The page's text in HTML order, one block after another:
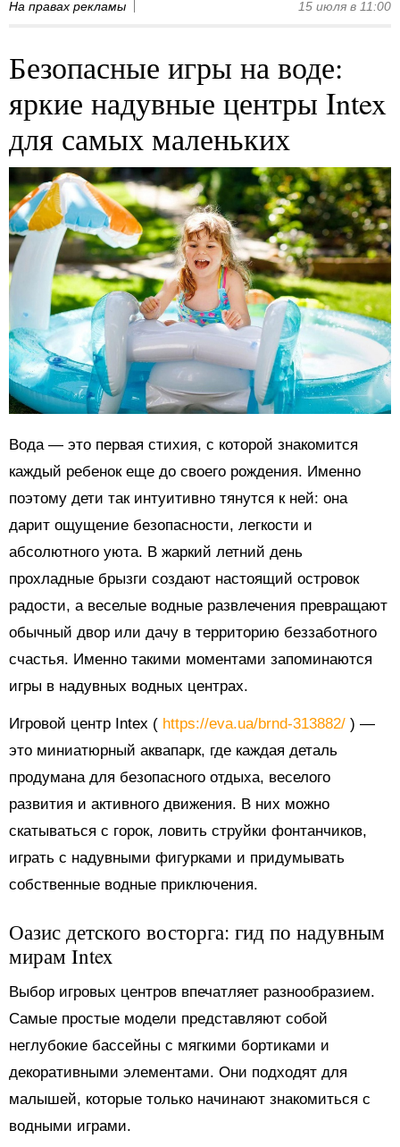
На правах рекламы 15 июля в 11:00
Безопасные игры на воде:
яркие надувные центры Intex
для самых маленьких
Вода — это первая стихия, с которой знакомится
каждый ребенок еще до своего рождения. Именно
поэтому дети так интуитивно тянутся к ней: она
дарит ощущение безопасности, легкости и
абсолютного уюта. В жаркий летний день
прохладные брызги создают настоящий островок
радости, а веселые водные развлечения превращают
обычный двор или дачу в территорию беззаботного
счастья. Именно такими моментами запоминаются
игры в надувных водных центрах.
Игровой центр Intex ( https://eva.ua/brnd-313882/ ) —
это миниатюрный аквапарк, где каждая деталь
продумана для безопасного отдыха, веселого
развития и активного движения. В них можно
скатываться с горок, ловить струйки фонтанчиков,
играть с надувными фигурками и придумывать
собственные водные приключения.
Оазис детского восторга: гид по надувным
мирам Intex
Выбор игровых центров впечатляет разнообразием.
Самые простые модели представляют собой
неглубокие бассейны с мягкими бортиками и
декоративными элементами. Они подходят для
малышей, которые только начинают знакомиться с
водными играми.